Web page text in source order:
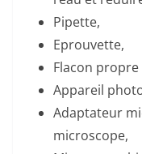
Pipette,
Eprouvette,
Flacon propre
Appareil
Adaptateur
microscope,